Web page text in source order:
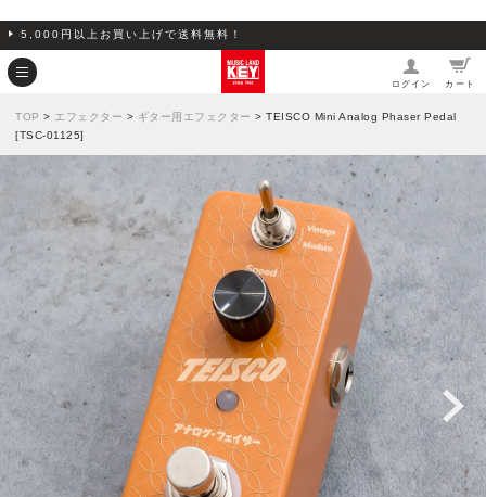
5,000円以上お買い上げで送料無料！
ログイン カート
TOP > エフェクター > ギター用エフェクター > TEISCO Mini Analog Phaser Pedal
[TSC-01125]